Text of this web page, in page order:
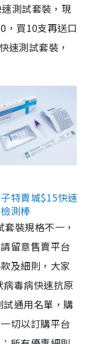
測試套裝，現
，買10支再送口
速測試套裝，
特賣城$15快速
測棒
裝規格不一，
留意售賣平台
及細則，大家
毒病快速抗原
通用名單，購
切以訂購平台